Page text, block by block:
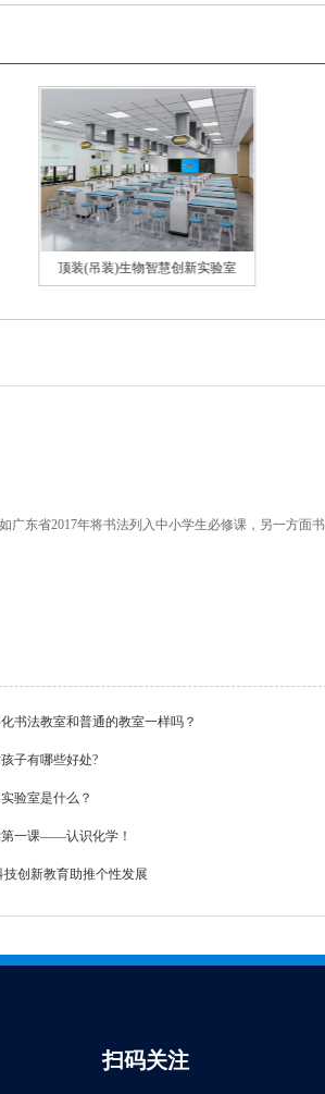
顶装(吊装)生物智慧创新实验室
东省2017年将书法列入中小学生必修课，另一方面
书法教室和普通的教室一样吗？
子有哪些好处?
验室是什么？
一课——认识化学！
技创新教育助推个性发展
扫码关注